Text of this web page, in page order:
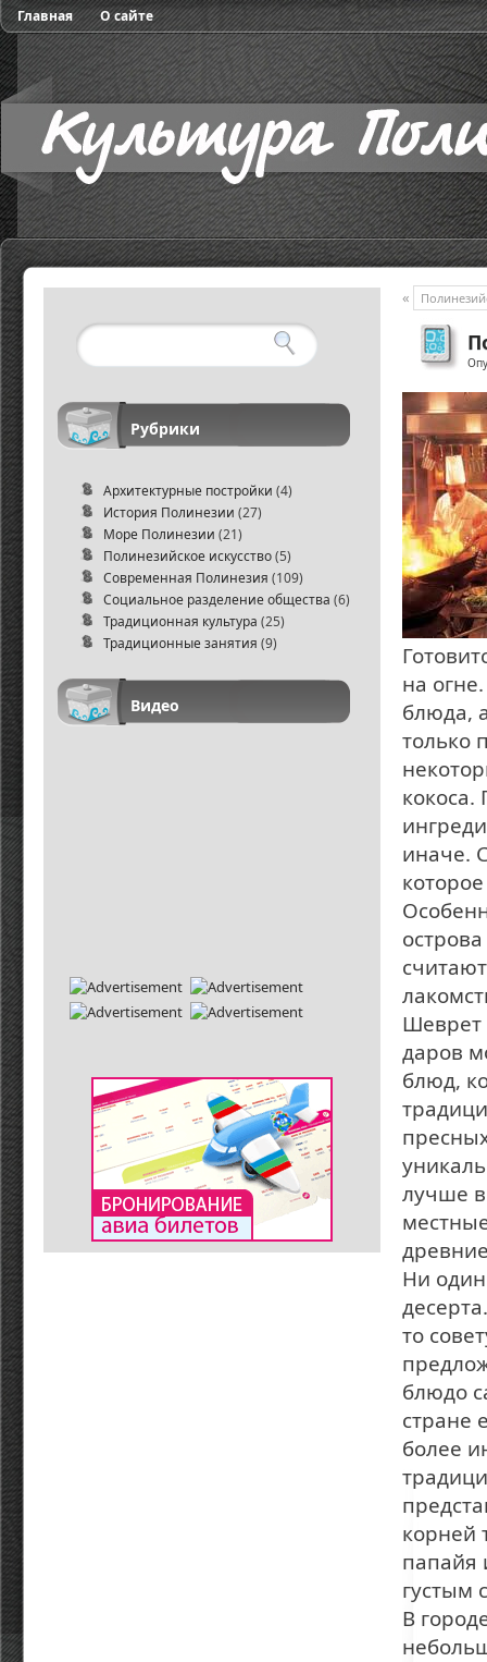
Главная О сайте
Рубрики
Архитектурные постройки (4)
История Полинезии (27)
Море Полинезии (21)
Полинезийское искусство(5)
Современная Полинезия (109)
Социальное разделение общества (6)
Традиционная культура (25)
Традиционные занятия (9)
Видео
«
на
блюда,
только
кокоса.
иначе.
острова
Шеврет
даров
блюд,
лучше
Ни
то
блюдо
стране
более
корней
папайя
густым
В